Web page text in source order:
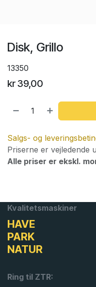
Disk, Grillo
13350
kr39,00
Salgs- og
Priserne er vejledende
Alle priser er ekskl.
Kvalitetsmaskiner
HAVE
PARK
NATUR
Ring til ZTR: